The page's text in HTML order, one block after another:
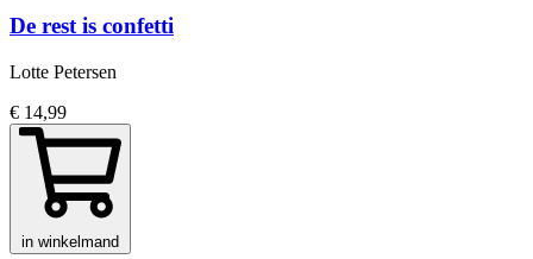
De rest is confetti
Lotte Petersen
€ 14,99
in winkelmand